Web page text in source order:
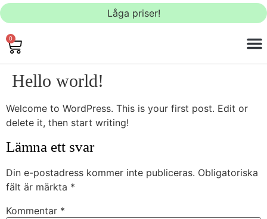
Låga priser!
0
Hello world!
Welcome to WordPress. This is your first post. Edit or
delete it, then start writing!
Lämna ett svar
Din e-postadress kommer inte publiceras. Obligatoriska
fält är märkta *
Kommentar *